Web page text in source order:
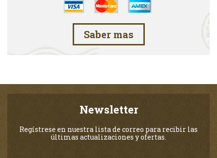
Saber mas
Newsletter
Regístrese en nuestra lista de correo para recibir las
últimas actualizaciones y ofertas.